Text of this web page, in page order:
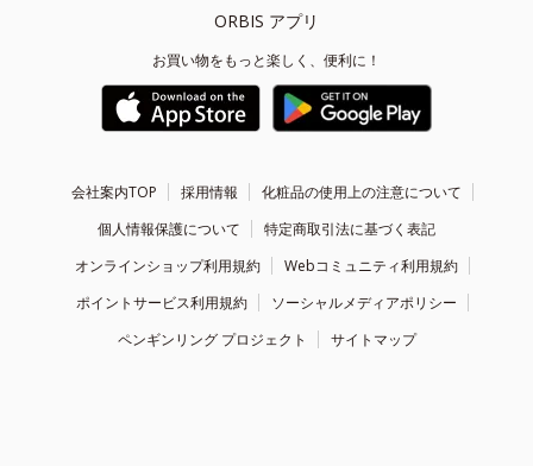
ORBIS アプリ
お買い物をもっと楽しく、便利に！
会社案内TOP 採用情報
化粧品の使用上の注意について
個人情報保護について
特定商取引法に基づく表記
オンラインショップ利用規約
Webコミュニティ利用規約
ポイントサービス利用規約
ソーシャルメディアポリシー
ペンギンリング プロジェクト
サイトマップ